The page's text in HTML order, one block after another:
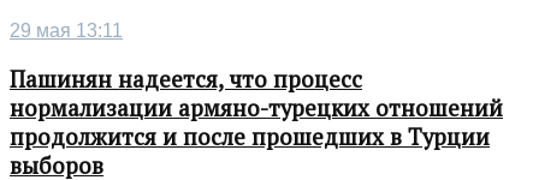
29 мая 13:11
Пашинян надеется, что процесс
нормализации армяно-турецких отношений
продолжится и после прошедших в Турции
выборов